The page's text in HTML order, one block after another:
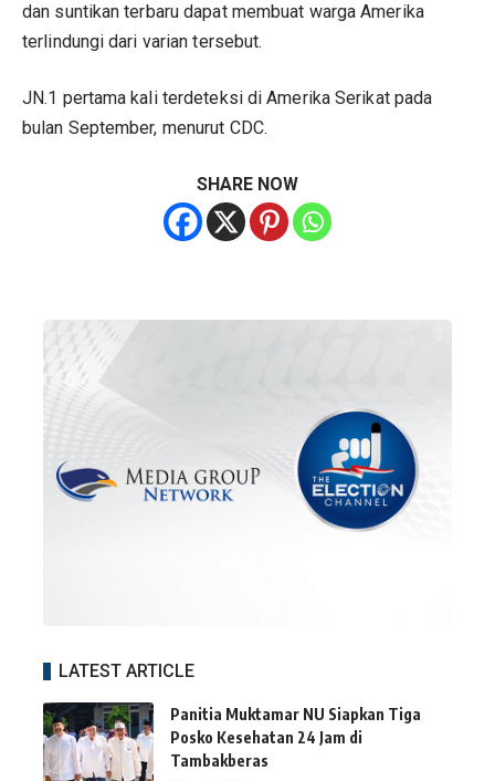
dan suntikan terbaru dapat membuat warga Amerika
terlindungi dari varian tersebut.
JN.1 pertama kali terdeteksi di Amerika Serikat pada
bulan September, menurut CDC.
SHARE NOW
LATEST ARTICLE
Panitia Muktamar NU Siapkan Tiga
Posko Kesehatan 24 Jam di
Tambakberas